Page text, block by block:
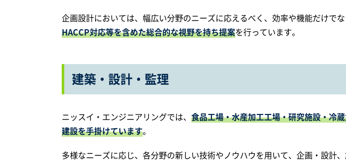
企画設計においては、幅広い分野のニーズに応えるべく、効率や機能だけでな
HACCP対応等を含めた総合的な視野を持ち提案を行っています。
建築・設計・監理
ニッスイ・エンジニアリングでは、 食品工場・水産加工工場・研究施設・冷
建設を手掛けています。
多様なニーズに応じ、各分野の新しい技術やノウハウを用いて、企画・設計